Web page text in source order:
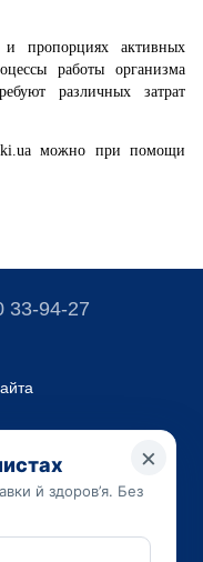
пропорциях активных
работы организма
различных затрат
uaможно при помощи
33-94-27
информация носит